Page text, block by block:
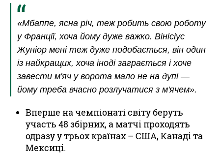
«Мбаппе, ясна річ, теж робить свою роботу
у Франції, хоча йому дуже важко. Вінісіус
Жуніор мені теж дуже подобається, він один
із найкращих, хоча іноді заграється і хоче
завести м'яч у ворота мало не на дупі —
йому треба вчасно розлучатися з м'ячем».
Вперше на чемпіонаті світу беруть
участь 48 збірних, а матчі проходять
одразу у трьох країнах – США, Канаді та
Мексиці.